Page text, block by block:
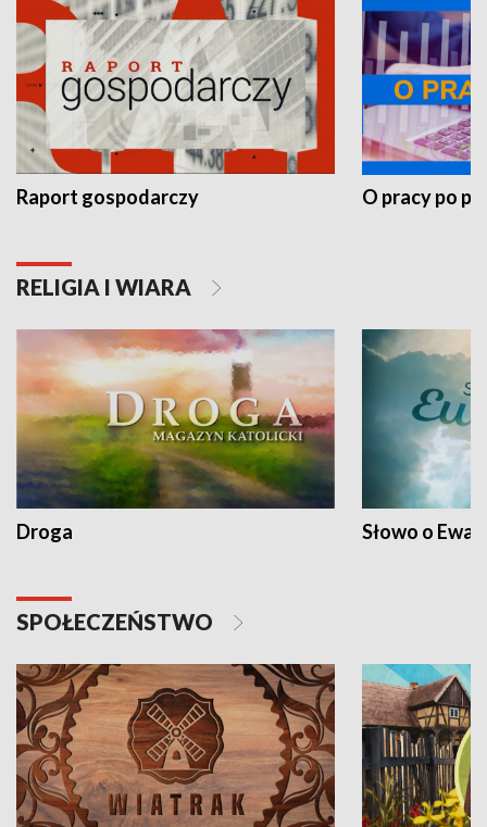
Raport gospodarczy O pracy po
RELIGIA I WIARA
Droga Słowo o
SPOŁECZEŃSTWO